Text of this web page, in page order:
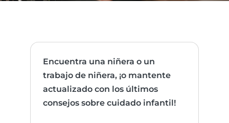
Encuentra una niñera o un
trabajo de niñera, ¡o mantente
actualizado con los últimos
consejos sobre cuidado infantil!